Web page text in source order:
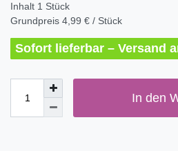
Inhalt 1 Stück
Grundpreis 4,99 € / Stück
Sofort lieferbar – Versand
In den